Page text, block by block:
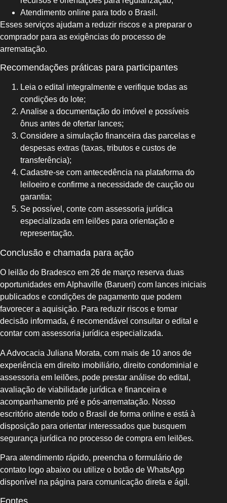
Atendimento online para todo o Brasil.
Esses serviços ajudam a reduzir riscos e a preparar o
comprador para as exigências do processo de
arrematação.
Recomendações práticas para participantes
Leia o edital integralmente e verifique todas as
condições do lote;
Analise a documentação do imóvel e possíveis
ônus antes de ofertar lances;
Considere a simulação financeira das parcelas e
despesas extras (taxas, tributos e custos de
transferência);
Cadastre-se com antecedência na plataforma do
leiloeiro e confirme a necessidade de caução ou
garantia;
Se possível, conte com assessoria jurídica
especializada em leilões para orientação e
representação.
Conclusão e chamada para ação
O leilão do Bradesco em 26 de março reserva duas
oportunidades em Alphaville (Barueri) com lances iniciais
publicados e condições de pagamento que podem
favorecer a aquisição. Para reduzir riscos e tomar
decisão informada, é recomendável consultar o edital e
contar com assessoria jurídica especializada.
A Advocacia Juliana Morata, com mais de 10 anos de
experiência em direito imobiliário, direito condominial e
assessoria em leilões, pode prestar análise do edital,
avaliação de viabilidade jurídica e financeira e
acompanhamento pré e pós-arrematação. Nosso
escritório atende todo o Brasil de forma online e está à
disposição para orientar interessados que busquem
segurança jurídica no processo de compra em leilões.
Para atendimento rápido, preencha o formulário de
contato logo abaixo ou utilize o botão de WhatsApp
disponível na página para comunicação direta e ágil.
Fontes